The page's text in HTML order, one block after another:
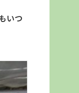
いつ